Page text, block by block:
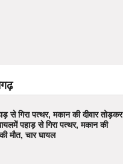
से गिरा पत्थर, मकान की दीवार तोड़कर
पहाड़ से गिरा पत्थर, मकान की
मौत, चार घायल